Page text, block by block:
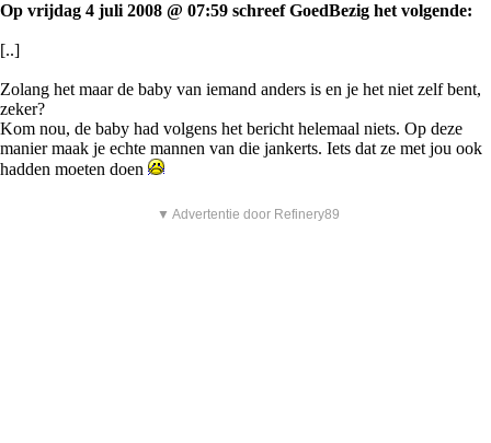
Op vrijdag 4 juli 2008 @ 07:59 schreef GoedBezig het volgende:
[..]
Zolang het maar de baby van iemand anders is en je het niet zelf bent,
zeker?
Kom nou, de baby had volgens het bericht helemaal niets. Op deze
manier maak je echte mannen van die jankerts. Iets dat ze met jou ook
hadden moeten doen
▼ Advertentie door Refinery89